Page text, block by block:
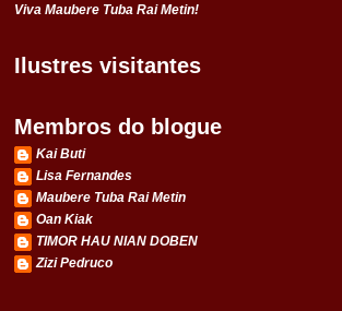
Viva Maubere Tuba Rai Metin!
Ilustres visitantes
Membros do blogue
Kai Buti
Lisa Fernandes
Maubere Tuba Rai Metin
Oan Kiak
TIMOR HAU NIAN DOBEN
Zizi Pedruco